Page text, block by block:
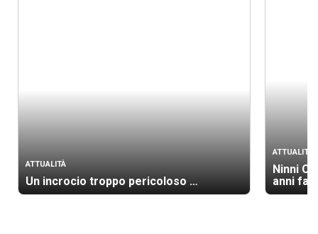
ATTUALITÀ
Un incrocio troppo pericoloso …
ATTUALITÀ
Ninni
anni fa